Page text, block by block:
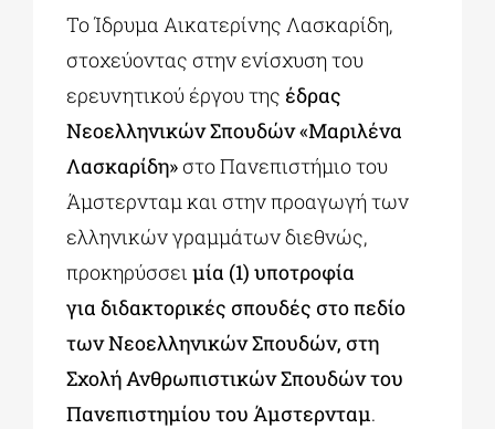
Το Ίδρυμα Αικατερίνης Λασκαρίδη,
στοχεύοντας στην ενίσχυση του
ερευνητικού έργου της έδρας
Νεοελληνικών Σπουδών «Μαριλένα
Λασκαρίδη»στο Πανεπιστήμιο του
Άμστερνταμ και στην προαγωγή των
ελληνικών γραμμάτων διεθνώς,
προκηρύσσει μία (1) υποτροφία
για διδακτορικές σπουδές στο πεδίο
των Νεοελληνικών Σπουδών, στη
Σχολή Ανθρωπιστικών Σπουδών του
Πανεπιστημίου του Άμστερνταμ.